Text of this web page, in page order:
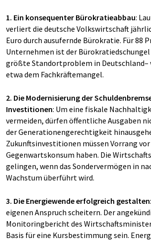
1. Ein konsequenter Bürokratieabbau:
verliert die deutsche Volkswirtschaft
Euro durch ausufernde Bürokratie. Für 88
Unternehmen ist der
größte Standortproblem in Deutschland–
etwa dem Fachkräftemangel.
2. Die Modernisierung der
Investitionen: Um eine fiskale
vermeiden, dürfen öffentliche Ausgaben
der Generationengerechtigkeit
Zukunftsinvestitionen müssen Vorrang vor
Gegenwartskonsum haben. Die
gelingen, wenn das Sondervermögen in
Wachstum überführt wird.
3. Die Energiewende erfolgreich gestalten
eigenen Anspruch scheitern. Der
Monitoringbericht des
Basis für eine Kursbestimmung sein.